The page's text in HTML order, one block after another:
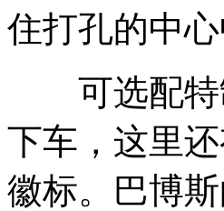
住打孔的中
可选配特
下车，这里
徽标。巴博